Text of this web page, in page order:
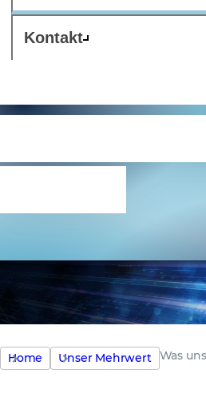
Kontakt
Home Unser Mehrwert Was